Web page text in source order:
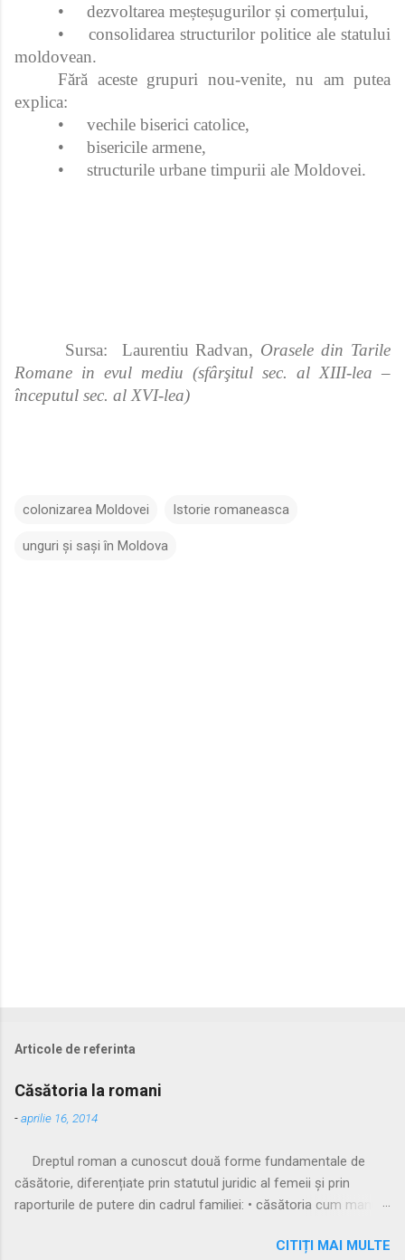
•
dezvoltarea meșteșugurilor și comerțului,
•
consolidarea structurilor politice ale statului
moldovean.
Fără aceste grupuri nou‑venite, nu am putea
explica:
•
vechile biserici catolice,
•
bisericile armene,
•
structurile urbane timpurii ale Moldovei.
Sursa: Laurentiu Radvan, Orasele din Tarile
Romane in evul mediu (sfârşitul sec. al XIII-lea –
începutul sec. al XVI-lea)
colonizarea Moldovei Istorie romaneasca
unguri și sași în Moldova
Articole de referinta
Căsătoria la romani
-aprilie 16, 2014
Dreptul roman a cunoscut două forme fundamentale de
căsătorie, diferențiate prin statutul juridic al femeii și prin
raporturile de putere din cadrul familiei: • căsătoria cum manus
și practicată a fost căsătoria cu manus, prin care femeia
CITIȚI MAI MULTE